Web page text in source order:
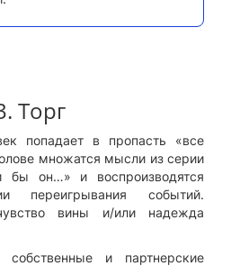
Торг
попадает в пропасть «все
множатся мысли из серии
он…» и воспроизводятся
переигрывания событий.
вины и/или надежда
собственные и партнерские